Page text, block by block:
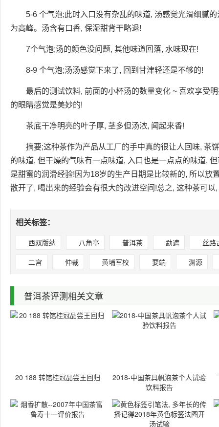
5-6 个气泡;此时入口没有杂乱的味道, 汤感觉光滑细腻
为高峰。汤含有口香, 保湿甜背干略退!
7个气泡;汤的颜色没问题, 其他味道回落, 水味现在!
8-9 个气泡;汤汤感觉下来了, 回到甘津轻还是不够的!
最后的测试饮料, 前面的小杯汤的数量变化 ~ 喜欢享受
的眼睛感觉是美妙的!
茶底干净明亮的叶子厚, 茎多但汤浓, 闻起来香!
摘要;这种茶作为产品从工厂的手中真的很让人回味, 茶
的味道, 但干燥的气味有一点味道, 入口也是一点点的味道,
是甜蜜的润滑经验!因为18岁的生产日期是比较新的, 所以放
散开了, 喝出来的经验会有很大的改进空间!总之, 这种茶可以
相关标签：
西双版纳 八角亭 普洱茶 勐遮
丝路
二宫
仲裁 黄埔军校 要端 渊源
普洱茶评测相关文章
20 188 转馆桂冠品尝王回归
2018-中国茶具帆泡茶个人试验
饮料报告